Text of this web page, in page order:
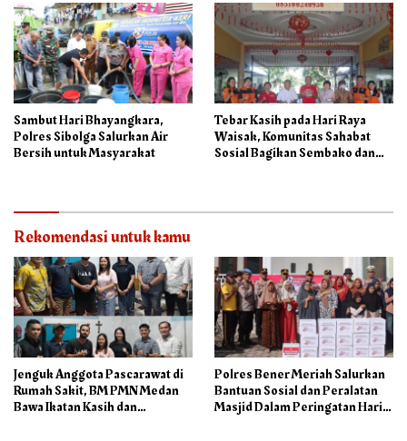
Sambut Hari Bhayangkara,
Polres Sibolga Salurkan Air
Bersih untuk Masyarakat
Tebar Kasih pada Hari Raya
Waisak, Komunitas Sahabat
Sosial Bagikan Sembako dan
Rekomendasi untuk kamu
Jenguk Anggota Pascarawat di
Rumah Sakit, BM PMN Medan
Bawa Ikatan Kasih dan
Polres Bener Meriah Salurkan
Bantuan Sosial dan Peralatan
Masjid Dalam Peringatan Hari